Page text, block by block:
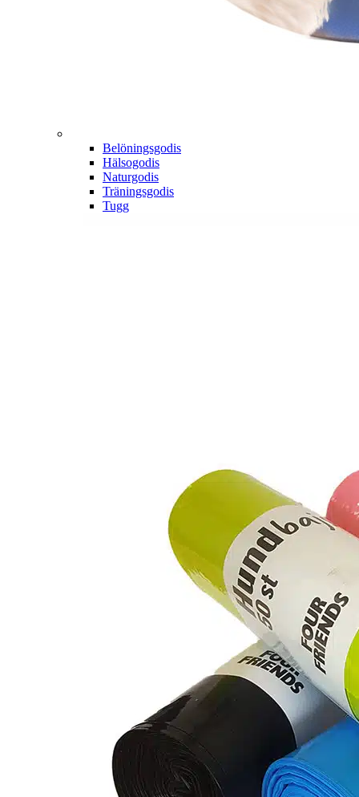
Belöningsgodis
Hälsogodis
Naturgodis
Träningsgodis
Tugg